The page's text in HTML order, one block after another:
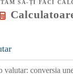
SĂ-ȚI FACI
valutar: conversia